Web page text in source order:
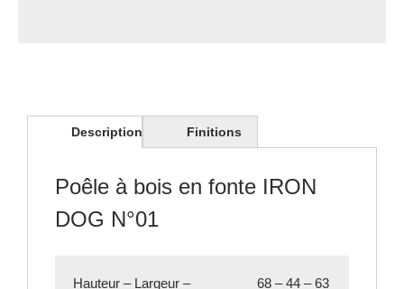
Description Finitions
Poêle à bois en fonte IRON
DOG N°01
Hauteur – Largeur –
68 – 44 – 63